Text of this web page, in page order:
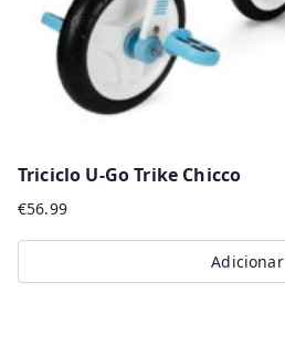
product
page
Triciclo U-Go Trike Chicco
€56.99
Adicionar